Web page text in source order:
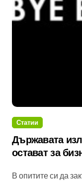
Статии
Държавата
остават за
В опитите си да закърпи пробития държавен бюджет и